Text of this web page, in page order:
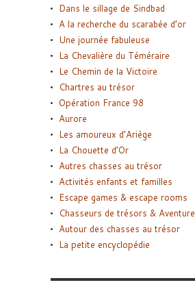
Dans le sillage de Sindbad
A la recherche du scarabée d’or
Une journée fabuleuse
La Chevalière du Téméraire
Le Chemin de la Victoire
Chartres au trésor
Opération France 98
Aurore
Les amoureux d’Ariège
La Chouette d’Or
Autres chasses au trésor
Activités enfants et familles
Escape games & escape rooms
Chasseurs de trésors & Aventure
Autour des chasses au trésor
La petite encyclopédie